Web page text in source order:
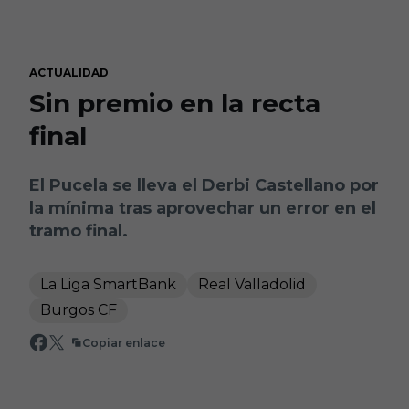
ACTUALIDAD
Sin premio en la recta
final
El Pucela se lleva el Derbi Castellano por
la mínima tras aprovechar un error en el
tramo final.
La Liga SmartBank
Real Valladolid
Burgos CF
Copiar enlace